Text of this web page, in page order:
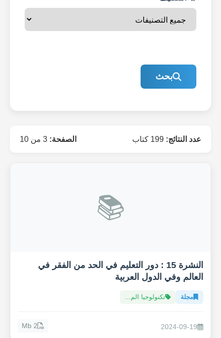
بحث
عدد النتائج: الصفحة:
📚
النشرة 15 : دور التعليم في الحد من الفقر في
العالم وفي الدول العربية
مجلة تكنولوجيا الم...
2024-09-19
2 Mb